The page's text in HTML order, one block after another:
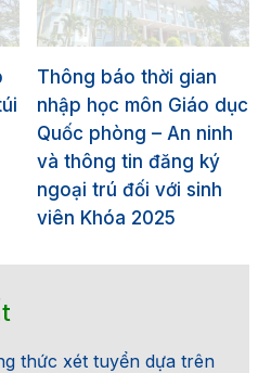
Thông báo thời gian
nhập học môn Giáo dục
Quốc phòng – An ninh
và thông tin đăng ký
ngoại trú đối với sinh
viên Khóa 2025
thức xét tuyển dựa trên